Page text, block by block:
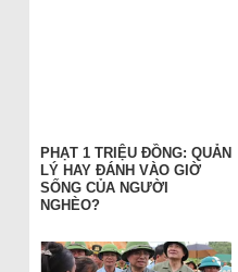
PHẠT 1 TRIỆU ĐỒNG: QUẢN
LÝ HAY ĐÁNH VÀO GIỜ
SỐNG CỦA NGƯỜI
NGHÈO?